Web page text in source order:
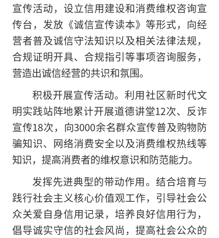
宣传活动，设立信用建设和消费维权咨询宣
传台，发放《诚信宣传读本》等形式，向经
营者普及诚信守法知识以及相关法律法规，
合规证明开具、合规指引等事项咨询服务，
营造出诚信经营的共识和氛围。
积极开展宣传活动。利用社区新时代文
明实践站阵地累计开展道德讲堂12次、反诈
宣传18次，向3000余名群众宣传普及购物防
骗知识、网络消费安全以及消费维权热线等
知识，提高消费者的维权意识和防范能力。
发挥先进典型的带动作用。结合培育与
践行社会主义核心价值观工作，引导社会公
众关爱自身信用记录，培养良好信用行为，
倡导诚实守信的社会风尚，提高社会公众的